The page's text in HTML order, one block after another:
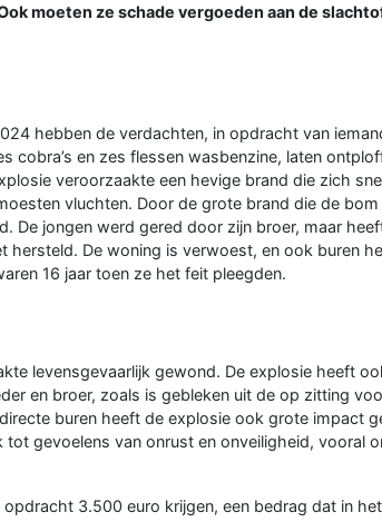
moeten ze schade vergoeden aan de
hebben de verdachten, in opdracht van
cobra’s en zes flessen wasbenzine, laten
veroorzaakte een hevige brand die zich
vluchten. Door de grote brand die de
De jongen werd gered door zijn broer, maar
hersteld. De woning is verwoest, en ook buren
16 jaar toen ze het feit pleegden.
levensgevaarlijk gewond. De explosie heeft
en broer, zoals is gebleken uit de op zitting
buren heeft de explosie ook grote impact
tot gevoelens van onrust en onveiligheid, vooral
3.500 euro krijgen, een bedrag dat in